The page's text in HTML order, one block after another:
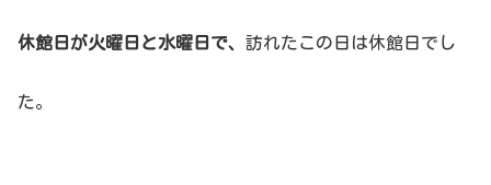
休館日が火曜日と水曜日で、 訪れたこの日は休館日でし
た。